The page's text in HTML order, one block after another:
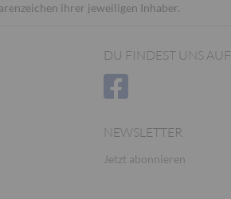
ihrer jeweiligen Inhaber.
DU FINDEST UNS AUF
NEWSLETTER
Jetzt abonnieren